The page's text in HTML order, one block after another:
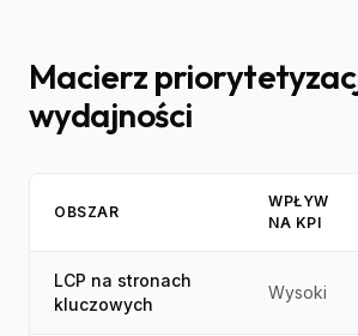
Macierz
wydajności
OBSZAR
WPŁYW
NA KPI
LCP na stronach
kluczowych
Wysoki